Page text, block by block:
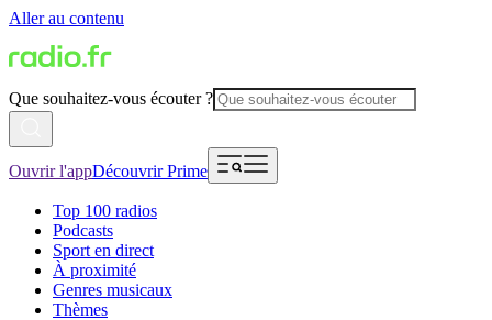
Aller au contenu
Que souhaitez-vous écouter ?
Ouvrir l'appDécouvrir Prime
Top 100 radios
Podcasts
Sport en direct
À proximité
Genres musicaux
Thèmes